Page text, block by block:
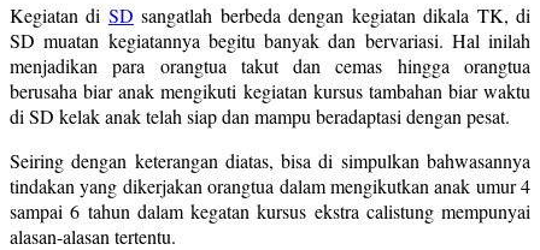
Kegiatan di SD sangatlah berbeda dengan kegiatan dikala TK, di
SD muatan kegiatannya begitu banyak dan bervariasi. Hal inilah
menjadikan para orangtua takut dan cemas hingga orangtua
berusaha biar anak mengikuti kegiatan kursus tambahan biar waktu
di SD kelak anak telah siap dan mampu beradaptasi dengan pesat.
Seiring dengan keterangan diatas, bisa di simpulkan bahwasannya
tindakan yang dikerjakan orangtua dalam mengikutkan anak umur 4
sampai 6 tahun dalam kegatan kursus ekstra calistung mempunyai
alasan-alasan tertentu.